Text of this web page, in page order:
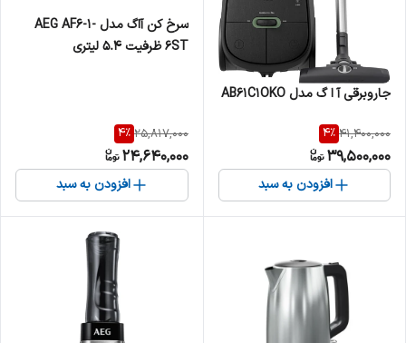
جاروبرقی آ ا گ مدل AB61C1OKO
41,400,000
4%
39,500,000
افزودن به سبد
سرخ کن آاگ مدل AEG AF6-1-
6ST ظرفیت 5.4 لیتری
25,817,000
4%
24,640,000
افزودن به سبد